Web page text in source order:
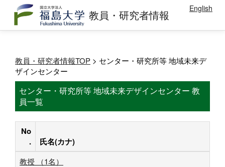
教員・研究者情報 English
教員・研究者情報TOP > センター・研究所等 地域未来デ
ザインセンター
センター・研究所等 地域未来デザインセンター 教
員一覧
No
.
氏名(カナ)
教授 （1名）